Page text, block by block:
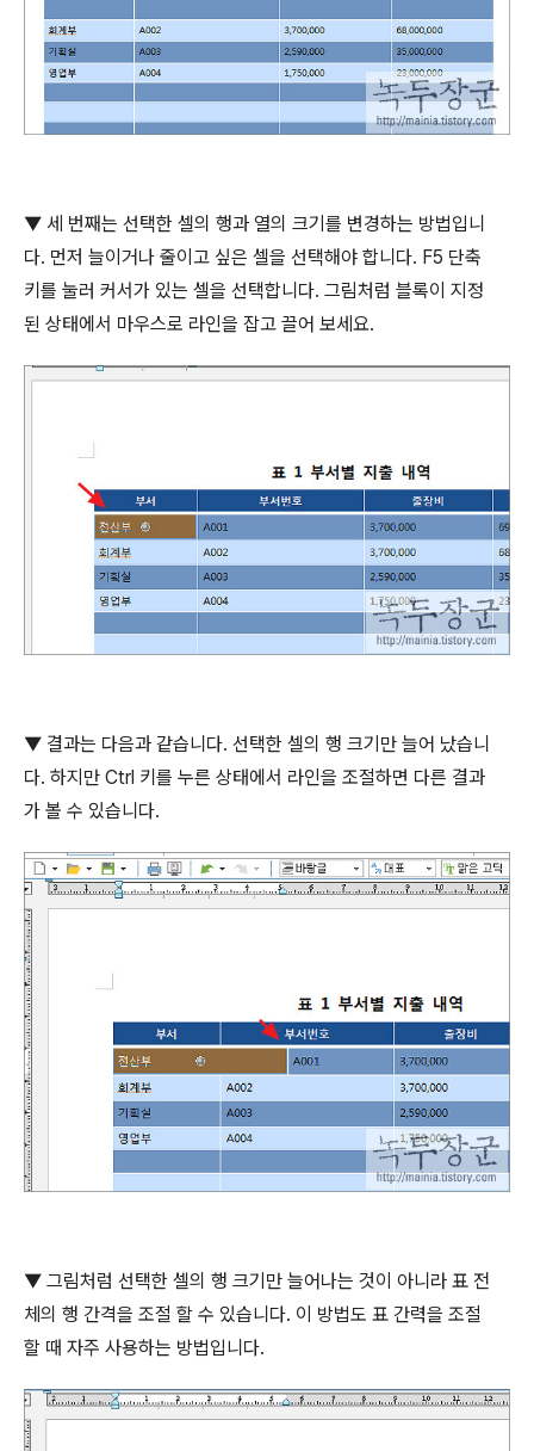
▼ 세 번째는 선택한 셀의 행과 열의 크기를 변경하는 방법입니
다. 먼저 늘이거나 줄이고 싶은 셀을 선택해야 합니다. F5 단축
키를 눌러 커서가 있는 셀을 선택합니다. 그림처럼 블록이 지정
된 상태에서 마우스로 라인을 잡고 끌어 보세요.
▼ 결과는 다음과 같습니다. 선택한 셀의 행 크기만 늘어 났습니
다. 하지만 Ctrl 키를 누른 상태에서 라인을 조절하면 다른 결과
가 볼 수 있습니다.
▼ 그림처럼 선택한 셀의 행 크기만 늘어나는 것이 아니라 표 전
체의 행 간격을 조절 할 수 있습니다. 이 방법도 표 간력을 조절
할 때 자주 사용하는 방법입니다.